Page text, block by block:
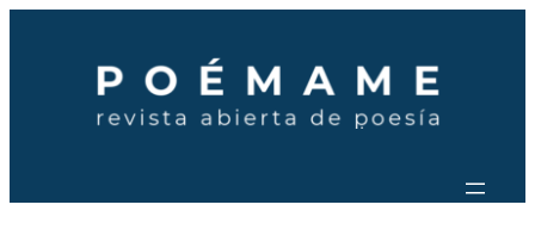
contenido